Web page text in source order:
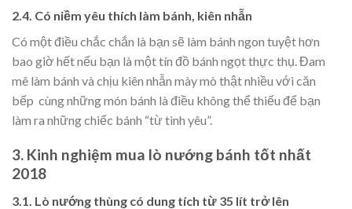
2.4. Có niềm yêu thích làm bánh, kiên nhẫn
Có một điều chắc chắn là bạn sẽ làm bánh ngon tuyệt hơn
bao giờ hết nếu bạn là một tín đồ bánh ngọt thực thụ. Đam
mê làm bánh và chịu kiên nhẫn mày mò thật nhiều với căn
bếp cùng những món bánh là điều không thể thiếu để bạn
làm ra những chiếc bánh “từ tình yêu”.
3. Kinh nghiệm mua lò nướng bánh tốt nhất
2018
3.1. Lò nướng thùng có dung tích từ 35 lít trở lên